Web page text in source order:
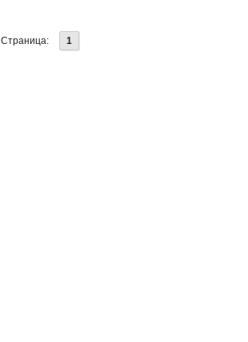
Страница: 1